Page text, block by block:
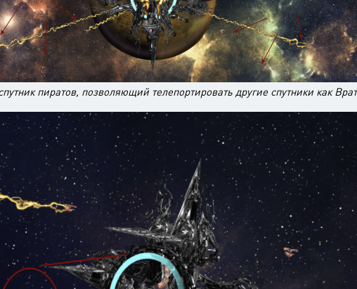
пиратов, позволяющий телепортировать другие спутники как